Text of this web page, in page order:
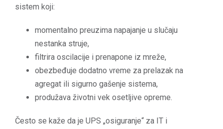
sistem koji:
momentalno preuzima napajanje u slučaju
nestanka struje,
filtrira oscilacije i prenapone iz mreže,
obezbeđuje dodatno vreme za prelazak na
agregat ili sigurno gašenje sistema,
produžava životni vek osetljive opreme.
Često se kaže da je UPS „osiguranje“ za IT i